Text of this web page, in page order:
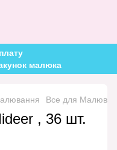
малюка
Все для
, 36 шт.